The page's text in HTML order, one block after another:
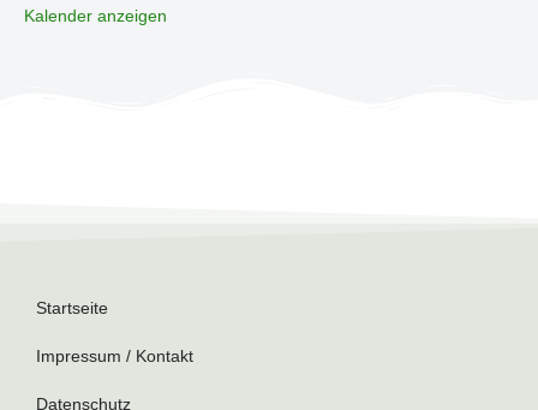
Kalender anzeigen
Startseite
Impressum / Kontakt
Datenschutz